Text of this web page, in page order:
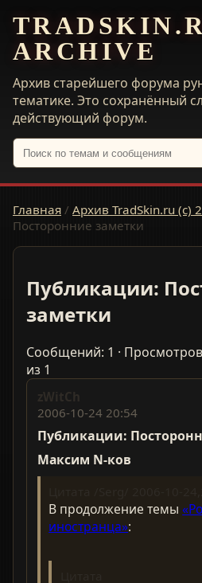
ARCHIVE
Архив старейшего форума
тематике. Это сохранённый
действующий форум.
Главная / Архив TradSkin.ru (с)
Посторонние заметки
Публикации:
заметки
Сообщений: 1 ·
из 1
zWitCh
2006-10-24 20:54
Публикации:
Максим N-ков
В продолжение темы
иностранца»: